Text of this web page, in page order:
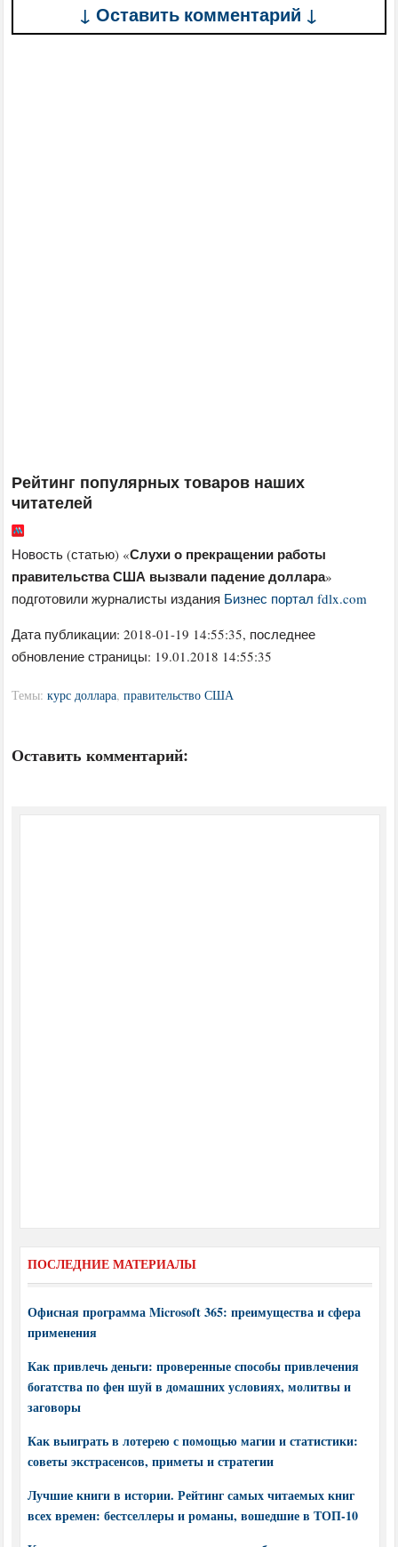
↓ Оставить комментарий ↓
Рейтинг популярных товаров наших
читателей
Новость (статью) «Слухи о прекращении работы
правительства США вызвали падение доллара»
подготовили журналисты издания Бизнес портал fdlx.com
Дата публикации:2018-01-19 14:55:35, последнее
обновление страницы: 19.01.2018 14:55:35
Темы:курс доллара,правительство США
Оставить комментарий:
ПОСЛЕДНИЕ МАТЕРИАЛЫ
Офисная программа Microsoft 365: преимущества и сфера
применения
Как привлечь деньги: проверенные способы привлечения
богатства по фен шуй в домашних условиях, молитвы и
заговоры
Как выиграть в лотерею с помощью магии и статистики:
советы экстрасенсов, приметы и стратегии
Лучшие книги в истории. Рейтинг самых читаемых книг
всех времен: бестселлеры и романы, вошедшие в ТОП-10